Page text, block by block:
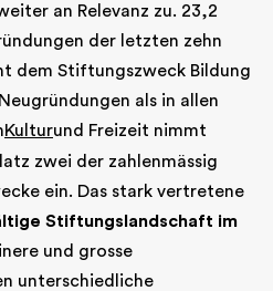
an Relevanz zu. 23,2
der letzten zehn
dem Stiftungszweck Bildung
als in allen
Kulturund Freizeit nimmt
zwei der zahlenmässig
ein. Das stark vertretene
Stiftungslandschaft im
und grosse
unterschiedliche